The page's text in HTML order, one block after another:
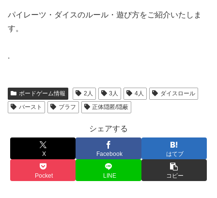
パイレーツ・ダイスのルール・遊び方をご紹介いたしま
す。
.
ボードゲーム情報 2人 3人 4人
ダイスロール
バースト
ブラフ 正体隠匿/隠蔽
シェアする
X Facebook はてブ
Pocket LINE コピー